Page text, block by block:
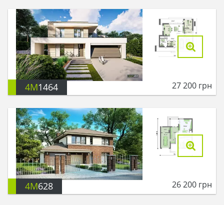
4M1464 27 200 грн
4M628 26 200 грн